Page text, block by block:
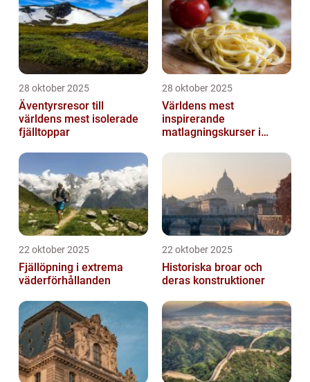
28 oktober 2025
Äventyrsresor till
världens mest isolerade
fjälltoppar
28 oktober 2025
Världens mest
inspirerande
matlagningskurser i
22 oktober 2025
Fjällöpning i extrema
väderförhållanden
22 oktober 2025
Historiska broar och
deras konstruktioner